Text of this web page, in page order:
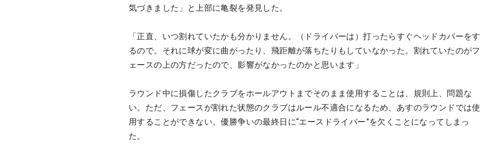
気づきました」と上部に亀裂を発見した。
「正直、いつ割れていたかも分かりません。（ドライバーは）打ったらすぐヘッドカバーをす
るので。それに球が変に曲がったり、飛距離が落ちたりもしていなかった。割れていたのがフ
ェースの上の方だったので、影響がなかったのかと思います」
ラウンド中に損傷したクラブをホールアウトまでそのまま使用することは、規則上、問題な
い。ただ、フェースが割れた状態のクラブはルール不適合になるため、あすのラウンドでは使
用することができない。優勝争いの最終日に“エースドライバー”を欠くことになってしまっ
た。